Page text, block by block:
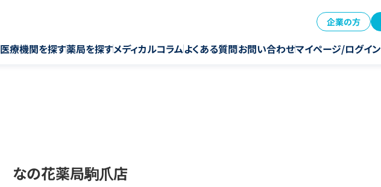
企業の方
医療機関を探す薬局を探すメディカルコラムよくある質問お問い合わせマイページ/ログイン
なの花薬局駒爪店